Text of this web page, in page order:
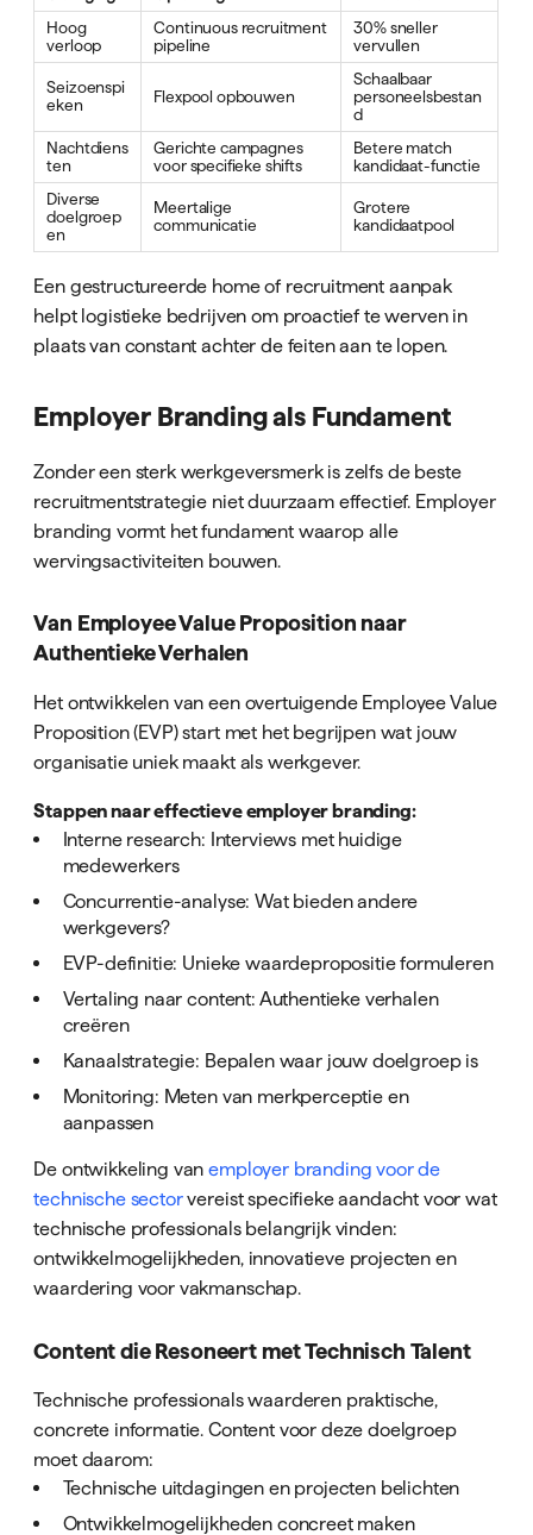
Hoog
verloop
Continuous recruitment
pipeline
30% sneller
vervullen
Seizoenspi
eken
Flexpool opbouwen
Schaalbaar
personeelsbestan
d
Nachtdiens
ten
Gerichte campagnes
voor specifieke shifts
Betere match
kandidaat-functie
Diverse
doelgroep
en
Meertalige
communicatie
Grotere
kandidaatpool
Een gestructureerde home of recruitment aanpak
helpt logistieke bedrijven om proactief te werven in
plaats van constant achter de feiten aan te lopen.
Employer Branding als Fundament
Zonder een sterk werkgeversmerk is zelfs de beste
recruitmentstrategie niet duurzaam effectief. Employer
branding vormt het fundament waarop alle
wervingsactiviteiten bouwen.
Van Employee Value Proposition naar
Authentieke Verhalen
Het ontwikkelen van een overtuigende Employee Value
Proposition (EVP) start met het begrijpen wat jouw
organisatie uniek maakt als werkgever.
Stappen naar effectieve employer branding:
Interne research: Interviews met huidige
medewerkers
Concurrentie-analyse: Wat bieden andere
werkgevers?
EVP-definitie: Unieke waardepropositie formuleren
Vertaling naar content: Authentieke verhalen
creëren
Kanaalstrategie: Bepalen waar jouw doelgroep is
Monitoring: Meten van merkperceptie en
aanpassen
De ontwikkeling vanemployer branding voor de
technische sectorvereist specifieke aandacht voor wat
technische professionals belangrijk vinden:
ontwikkelmogelijkheden, innovatieve projecten en
waardering voor vakmanschap.
Content die Resoneert met Technisch Talent
Technische professionals waarderen praktische,
concrete informatie. Content voor deze doelgroep
moet daarom:
Technische uitdagingen en projecten belichten
Ontwikkelmogelijkheden concreet maken